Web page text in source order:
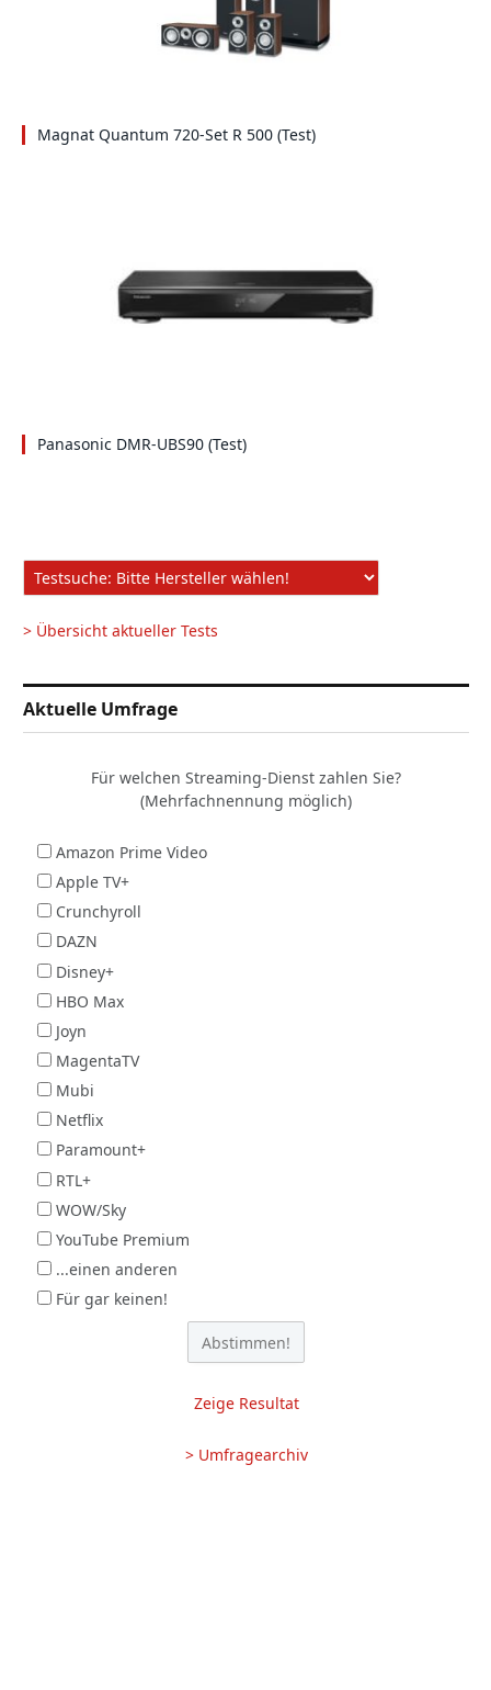
Magnat Quantum 720-Set R 500 (Test)
Panasonic DMR-UBS90 (Test)
> Übersicht aktueller Tests
Aktuelle Umfrage
Für welchen Streaming-Dienst zahlen Sie?
(Mehrfachnennung möglich)
Amazon Prime Video
Apple TV+
Crunchyroll
DAZN
Disney+
HBO Max
Joyn
MagentaTV
Mubi
Netflix
Paramount+
RTL+
WOW/Sky
YouTube Premium
...einen anderen
Für gar keinen!
Zeige Resultat
> Umfragearchiv